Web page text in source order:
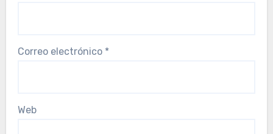
Correo electrónico *
Web